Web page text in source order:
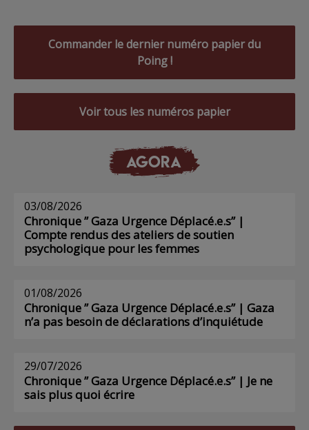
Commander le dernier numéro papier du
Poing !
Voir tous les numéros papier
AGORA
03/08/2026
Chronique ” Gaza Urgence Déplacé.e.s” |
Compte rendus des ateliers de soutien
psychologique pour les femmes
01/08/2026
Chronique ” Gaza Urgence Déplacé.e.s” | Gaza
n’a pas besoin de déclarations d’inquiétude
29/07/2026
Chronique ” Gaza Urgence Déplacé.e.s” | Je ne
sais plus quoi écrire